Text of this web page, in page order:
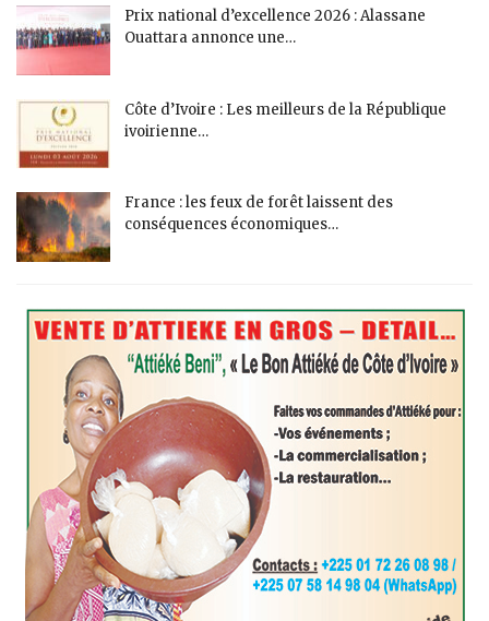
Prix national d’excellence 2026 : Alassane
Ouattara annonce une…
Côte d’Ivoire : Les meilleurs de la République
ivoirienne…
France : les feux de forêt laissent des
conséquences économiques…